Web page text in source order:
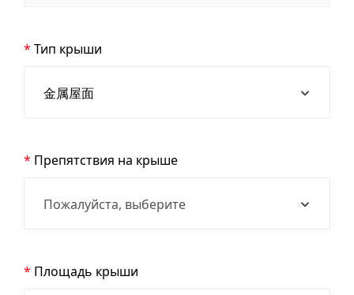
Тип крыши
Препятствия на крыше
Площадь крыши